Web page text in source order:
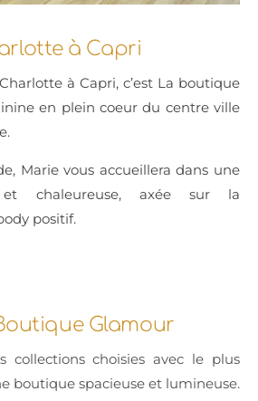
à Capri
à Capri, c’est La boutique
en plein coeur du centre ville
Marie vous accueillera dans une
chaleureuse, axée sur la
positif.
Glamour
collections choisies avec le plus
boutique spacieuse et lumineuse.